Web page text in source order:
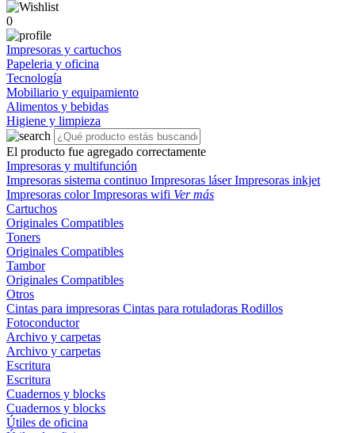
0
Impresoras y cartuchos
Papeleria y oficina
Tecnología
Mobiliario y equipamiento
Alimentos y bebidas
Higiene y limpieza
El producto fue agregado correctamente
Impresoras y multifunción
Impresoras sistema continuo Impresoras láserImpresoras inkjet
Impresoras colorImpresoras wifi Ver más
Cartuchos
Originales Compatibles
Toners
Originales Compatibles
Tambor
Originales Compatibles
Otros
Cintas para impresoras Cintas para rotuladoras Rodillos
Fotoconductor
Archivo y carpetas
Archivo y carpetas
Escritura
Escritura
Cuadernos y blocks
Cuadernos y blocks
Útiles de oficina